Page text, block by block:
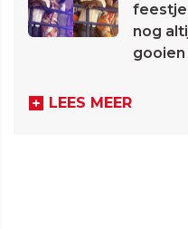
feestje
nog
gooien
LEES MEER